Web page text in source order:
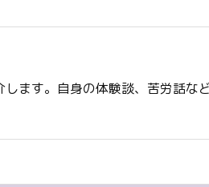
ます。自身の体験談、苦労話な